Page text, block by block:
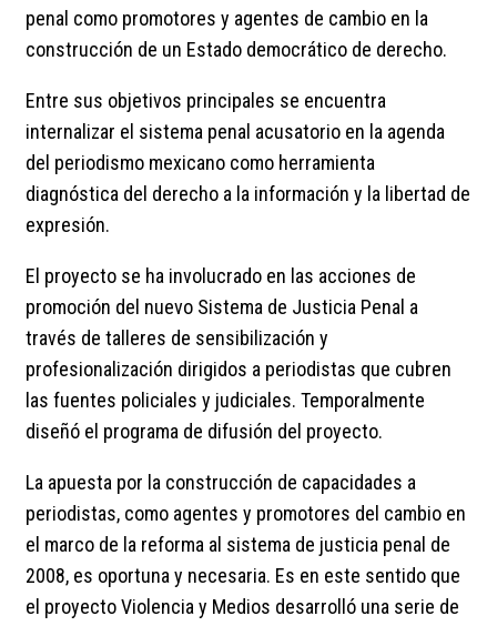
penal como promotores y agentes de cambio en la
construcción de un Estado democrático de derecho.
Entre sus objetivos principales se encuentra
internalizar el sistema penal acusatorio en la agenda
del periodismo mexicano como herramienta
diagnóstica del derecho a la información y la libertad de
expresión.
El proyecto se ha involucrado en las acciones de
promoción del nuevo Sistema de Justicia Penal a
través de talleres de sensibilización y
profesionalización dirigidos a periodistas que cubren
las fuentes policiales y judiciales. Temporalmente
diseñó el programa de difusión del proyecto.
La apuesta por la construcción de capacidades a
periodistas, como agentes y promotores del cambio en
el marco de la reforma al sistema de justicia penal de
2008, es oportuna y necesaria. Es en este sentido que
el proyecto Violencia y Medios desarrolló una serie de